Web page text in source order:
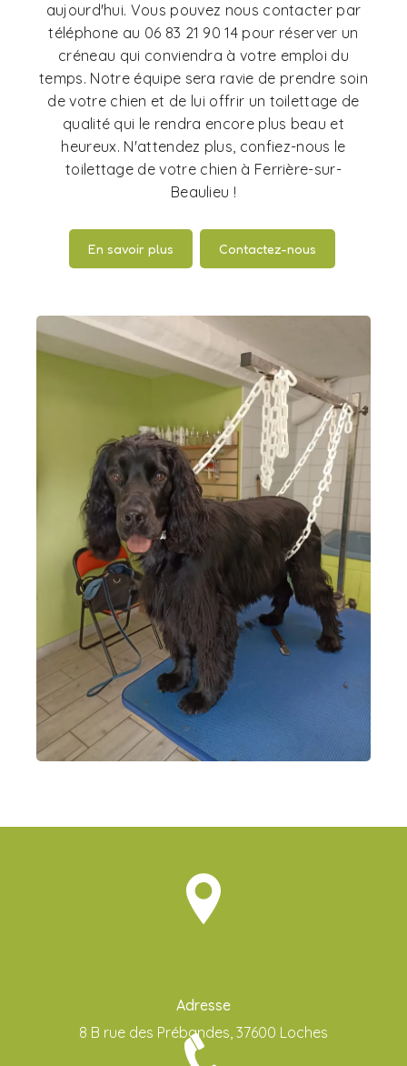
aujourd'hui. Vous pouvez nous contacter par
téléphone au 06 83 21 90 14 pour réserver un
créneau qui conviendra à votre emploi du
temps. Notre équipe sera ravie de prendre soin
de votre chien et de lui offrir un toilettage de
qualité qui le rendra encore plus beau et
heureux. N'attendez plus, confiez-nous le
toilettage de votre chien à Ferrière-sur-
Beaulieu !
En savoir plus Contactez-nous
Adresse
8 B rue des Prébandes, 37600 Loches